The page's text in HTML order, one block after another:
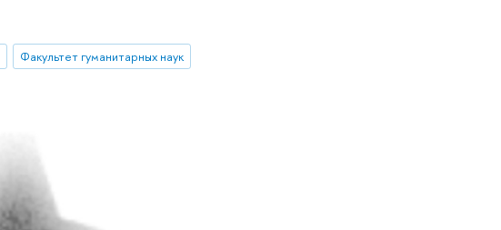
Факультет гуманитарных наук